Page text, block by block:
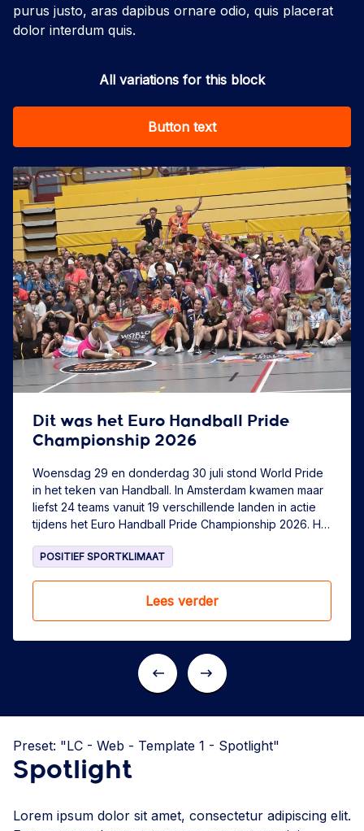
purus justo, aras dapibus ornare odio, quis placerat
dolor interdum quis.
All variations for this block
Button text
Dit was het Euro Handball Pride
Championship 2026
Woensdag 29 en donderdag 30 juli stond World Pride
in het teken van Handball. In Amsterdam kwamen maar
liefst 24 teams vanuit 19 verschillende landen in actie
tijdens het Euro Handball Pride Championship 2026. Het
handbal de verbindende factor was.
POSITIEF SPORTKLIMAAT
Lees verder
Preset: "LC - Web - Template 1 - Spotlight"
Spotlight
Lorem ipsum dolor sit amet, consectetur adipiscing elit.